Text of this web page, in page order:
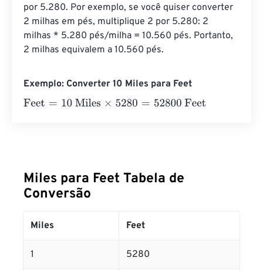
por 5.280. Por exemplo, se você quiser converter
2 milhas em pés, multiplique 2 por 5.280: 2
milhas * 5.280 pés/milha = 10.560 pés. Portanto,
2 milhas equivalem a 10.560 pés.
Exemplo: Converter 10 Miles para Feet
Feet= 10 Miles×5280 =52800 Feet
Miles para Feet Tabela de
Conversão
Miles Feet
1 5280